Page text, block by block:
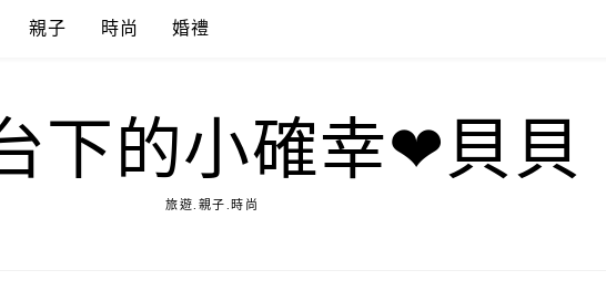
親子 時尚 婚禮
下的小確幸❤貝貝
旅遊.親子.時尚